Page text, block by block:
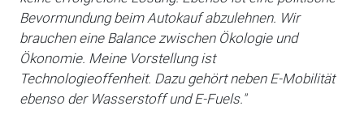
Bevormundung beim Autokauf abzulehnen. Wir
brauchen eine Balance zwischen Ökologie und
Ökonomie. Meine Vorstellung ist
Technologieoffenheit. Dazu gehört neben E-Mobilität
ebenso der Wasserstoff und E-Fuels."